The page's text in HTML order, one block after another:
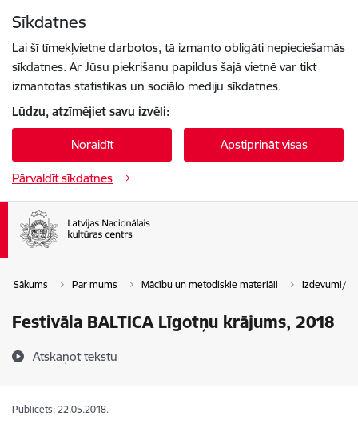
Sīkdatnes
Lai šī tīmekļvietne darbotos, tā izmanto obligāti nepieciešamās
sīkdatnes. Ar Jūsu piekrišanu papildus šajā vietnē var tikt
izmantotas statistikas un sociālo mediju sīkdatnes.
Lūdzu, atzīmējiet savu izvēli:
Noraidīt Apstiprināt visas
Pārvaldīt sīkdatnes
Sākums Par mums Mācību un metodiskie materiāli Izdevumi/
Festivāla BALTICA Līgotņu krājums, 2018
Atskaņot tekstu
Publicēts: 22.05.2018.